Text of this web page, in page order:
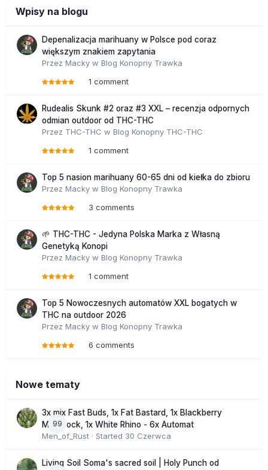
Wpisy na blogu
Depenalizacja marihuany w Polsce pod coraz
większym znakiem zapytania
Przez Macky w Blog Konopny Trawka
1 comment
Rudealis Skunk #2 oraz #3 XXL – recenzja odpornych
odmian outdoor od THC-THC
Przez THC-THC w Blog Konopny THC-THC
1 comment
Top 5 nasion marihuany 60-65 dni od kiełka do zbioru
Przez Macky w Blog Konopny Trawka
3 comments
🌱 THC-THC - Jedyna Polska Marka z Własną
Genetyką Konopi
Przez Macky w Blog Konopny Trawka
1 comment
Top 5 Nowoczesnych automatów XXL bogatych w
THC na outdoor 2026
Przez Macky w Blog Konopny Trawka
6 comments
Nowe tematy
99
3x mix Fast Buds, 1x Fat Bastard, 1x Blackberry
Moonrock, 1x White Rhino - 6x Automat
Men_of_Rust · Started 30 Czerwca
Living Soil Soma's sacred soil | Holy Punch od